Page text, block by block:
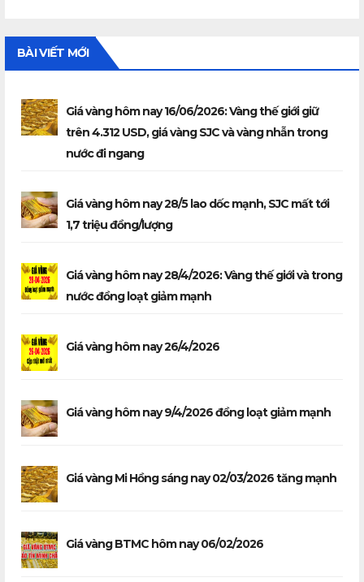
BÀI VIẾT MỚI
Giá vàng hôm nay 16/06/2026: Vàng thế giới giữ
trên 4.312 USD, giá vàng SJC và vàng nhẫn trong
nước đi ngang
Giá vàng hôm nay 28/5 lao dốc mạnh, SJC mất tới
1,7 triệu đồng/lượng
Giá vàng hôm nay 28/4/2026: Vàng thế giới và trong
nước đồng loạt giảm mạnh
Giá vàng hôm nay 26/4/2026
Giá vàng hôm nay 9/4/2026 đồng loạt giảm mạnh
Giá vàng Mi Hồng sáng nay 02/03/2026 tăng mạnh
Giá vàng BTMC hôm nay 06/02/2026